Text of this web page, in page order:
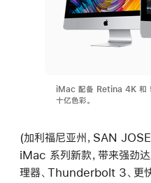
iMac 配备 Retina 4K 和
十亿色彩。
(加利福尼亚州，SAN
iMac 系列新款，带来强劲
理器、Thunderbolt 3、更